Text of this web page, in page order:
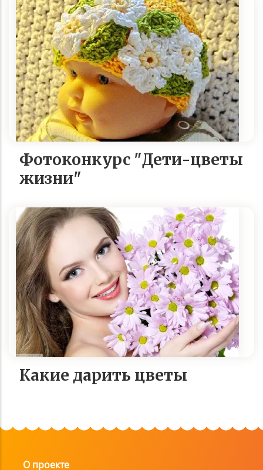
Фотоконкурс "Дети-цветы
жизни"
Какие дарить цветы
О проекте